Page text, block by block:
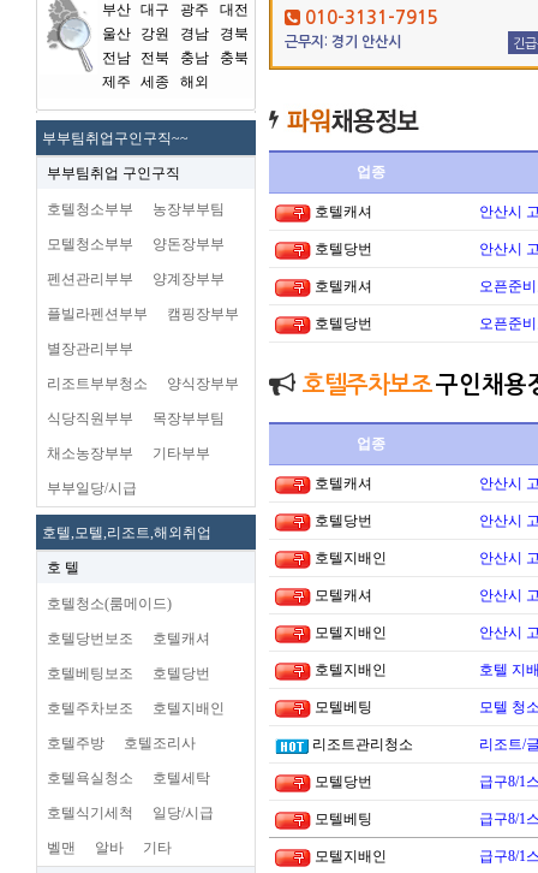
부산 대구 광주
대전
울산
강원 경남
경북
전남
전북 충남
충북
제주
세종 해외
부부팀취업구인구직~~
부부팀취업 구인구직
호텔청소부부 농장부부팀
모텔청소부부 양돈장부부
펜션관리부부 양계장부부
플빌라펜션부부 캠핑장부부
별장관리부부
리조트부부청소 양식장부부
식당직원부부 목장부부팀
채소농장부부 기타부부
부부일당/시급
호텔,모텔,리조트,해외취업
호 텔
호텔청소(룸메이드)
호텔당번보조 호텔캐셔
호텔베팅보조 호텔당번
호텔주차보조 호텔지배인
호텔주방 호텔조리사
호텔욕실청소 호텔세탁
호텔식기세척 일당/시급
벨맨 알바 기타
010-3131-7915
근무지: 경기 안산시 긴
업종
호텔캐셔 안산시
호텔당번 안산시
호텔캐셔 오픈준
호텔당번 오픈준
호텔주차보조구인채용
업종
호텔캐셔 안산시
호텔당번 안산시
호텔지배인 안산시
모텔캐셔 안산시
모텔지배인 안산시
호텔지배인 호텔 지
모텔베팅 모텔 청
리조트관리청소 리조트/
모텔당번 급구8/1
모텔베팅 급구8/1
모텔지배인 급구8/1